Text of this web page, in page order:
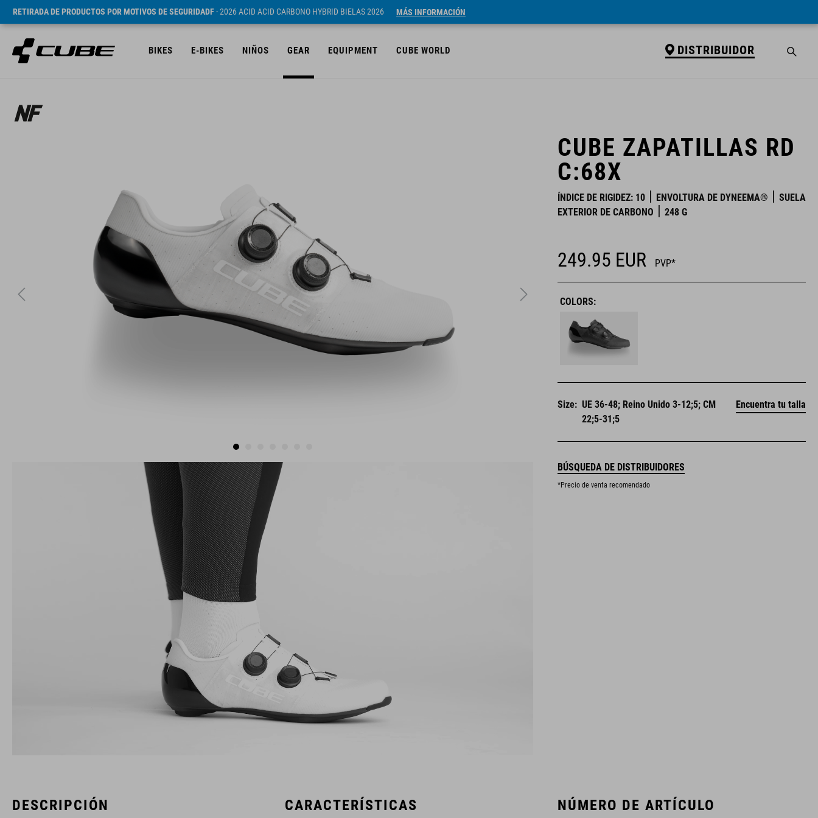
RETIRADA DE PRODUCTOS POR MOTIVOS DE SEGURIDADF- 2026 ACID ACID CARBONO HYBRID BIELAS 2026 MÁS INFORMACIÓN
BIKES E-BIKES NIÑOS GEAR EQUIPMENT CUBE WORLD DISTRIBUIDOR
CUBE ZAPATILLAS RD
C:68X
ÍNDICE DE RIGIDEZ: 10 ENVOLTURA DE DYNEEMA®
SUELA
EXTERIOR DE CARBONO
248 G
249.95 EUR PVP*
COLORS:
Size: UE 36-48; Reino Unido 3-12;5; CM
22;5-31;5
Encuentra tu talla
BÚSQUEDA DE DISTRIBUIDORES
*Precio de venta recomendado
DESCRIPCIÓN CARACTERÍSTICAS NÚMERO DE ARTÍCULO